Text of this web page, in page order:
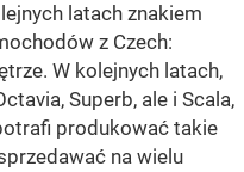
latach znakiem
z Czech:
W kolejnych latach,
Superb, ale i Scala,
produkować takie
na wielu